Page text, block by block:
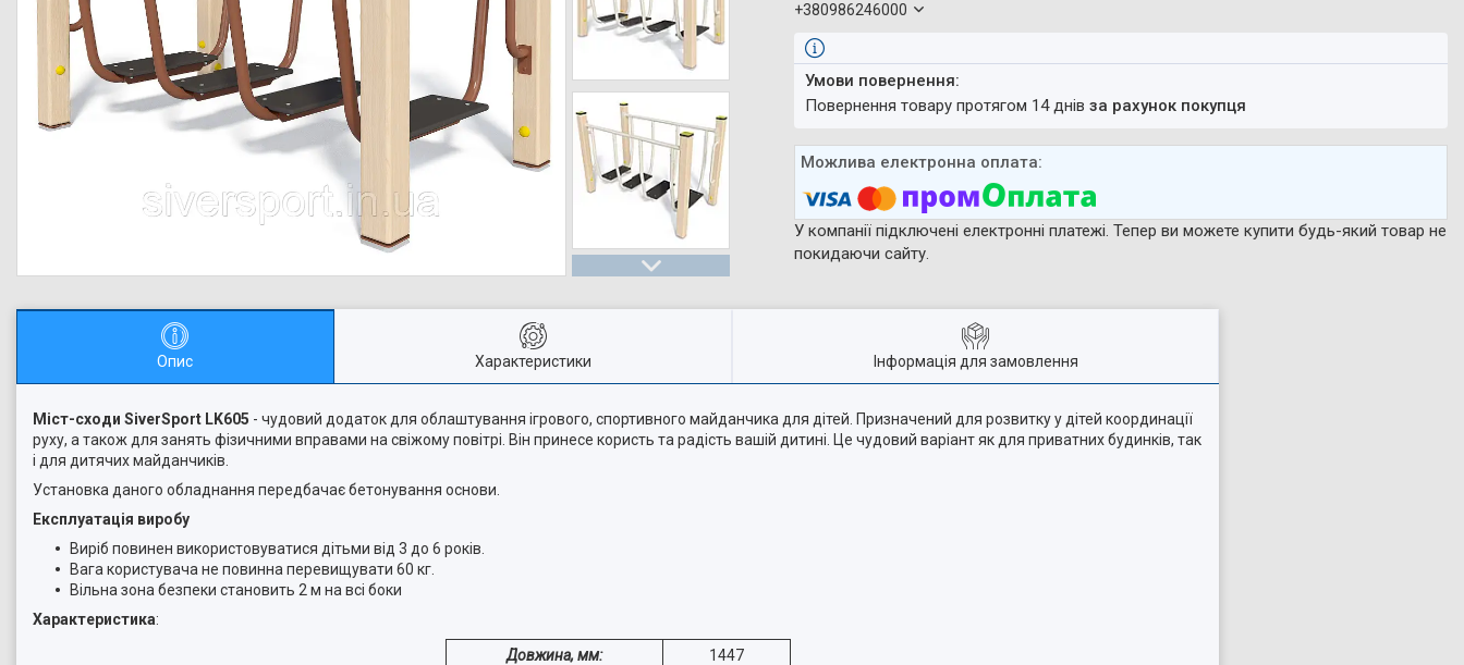
+380986246000
повернення товару протягом 14 днівза рахунок покупця
У компанії підключені електронні платежі. Тепер ви можете купити будь-який товар не
покидаючи сайту.
Опис Характеристики Інформація для замовлення
Міст-сходи SiverSport LK605 - чудовий додаток для облаштування ігрового, спортивного майданчика для дітей. Призначений для розвитку у дітей координації
руху, а також для занять фізичними вправами на свіжому повітрі. Він принесе користь та радість вашій дитині. Це чудовий варіант як для приватних будинків, так
і для дитячих майданчиків.
Установка даного обладнання передбачає бетонування основи.
Експлуатація виробу
Виріб повинен використовуватися дітьми від 3 до 6 років.
Вага користувача не повинна перевищувати 60 кг.
Вільна зона безпеки становить 2 м на всі боки
Характеристика:
Довжина, мм:
1447